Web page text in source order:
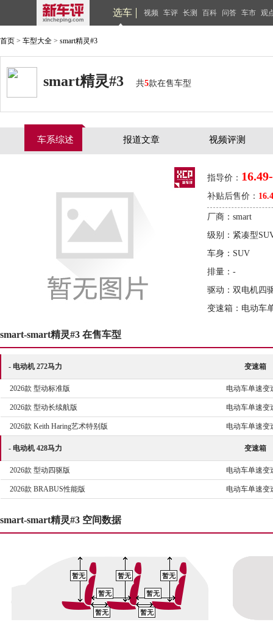
选车 视频 车评 长测 百科 问答 车市 观
首页 > 车型大全 > smart精灵#3
smart精灵#3 共5款在售车型
车系综述 报道文章 视频评测
指导价：
补贴后售价：
厂商：smart
级别：紧凑型
车身：SUV
排量：-
驱动：双电机四
变速箱：电动车
smart-smart精灵#3 在售车型
- 电动机 272马力 变速箱
2026款 型动标准版 电动车单速变
2026款 型动长续航版 电动车单速变
2026款 Keith Haring艺术特别版 电动车单速变
- 电动机 428马力 变速箱
2026款 型动四驱版 电动车单速变
2026款 BRABUS性能版 电动车单速变
smart-smart精灵#3 空间数据
暂无 暂无 暂无
暂无
暂无 暂无
暂无